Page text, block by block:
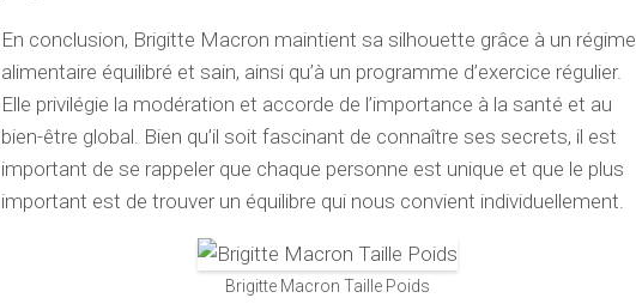
En conclusion, Brigitte Macron maintient sa silhouette grâce à un régime
alimentaire équilibré et sain, ainsi qu’à un programme d’exercice régulier.
Elle privilégie la modération et accorde de l’importance à la santé et au
bien-être global. Bien qu’il soit fascinant de connaître ses secrets, il est
important de se rappeler que chaque personne est unique et que le plus
important est de trouver un équilibre qui nous convient individuellement.
Brigitte Macron Taille Poids